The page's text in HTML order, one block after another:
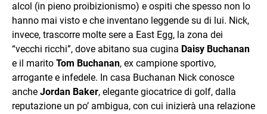
alcol (in pieno proibizionismo) e ospiti che spesso non lo
hanno mai visto e che inventano leggende su di lui. Nick,
invece, trascorre molte sere a East Egg, la zona dei
“vecchi ricchi”, dove abitano sua cugina Daisy Buchanan
e il marito Tom Buchanan, ex campione sportivo,
arrogante e infedele. In casa Buchanan Nick conosce
anche Jordan Baker, elegante giocatrice di golf, dalla
reputazione un po’ ambigua, con cui inizierà una relazione